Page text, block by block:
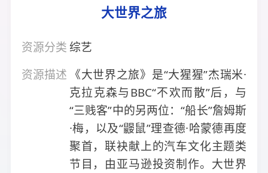
大世界之旅
资源分类综艺
资源描述 《大世界之旅》是“大猩猩”杰瑞米·
克拉克森与BBC“不欢而散”后，与
“三贱客”中的另两位：“船长”詹姆斯
·梅，以及“鼹鼠”理查德·哈蒙德再度
聚首，联袂献上的汽车文化主题类
节目，由亚马逊投资制作。大世界